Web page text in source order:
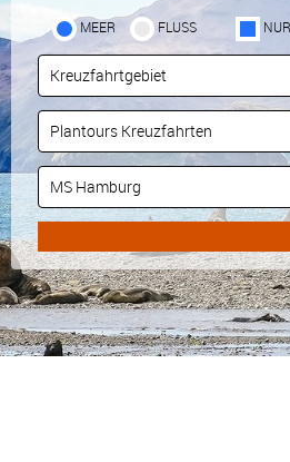
MEER FLUSS